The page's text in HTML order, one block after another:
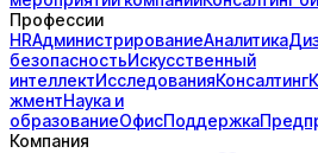
Профессии
HRАдминистрированиеАналитика
безопасностьИскусственный
интеллектИсследованияКонсалтинг
жментНаука и
образованиеОфисПоддержка
Компания